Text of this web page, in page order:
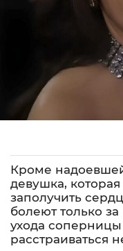
Кроме
девушка, которая
заполучить
болеют только
ухода
расстраиваться